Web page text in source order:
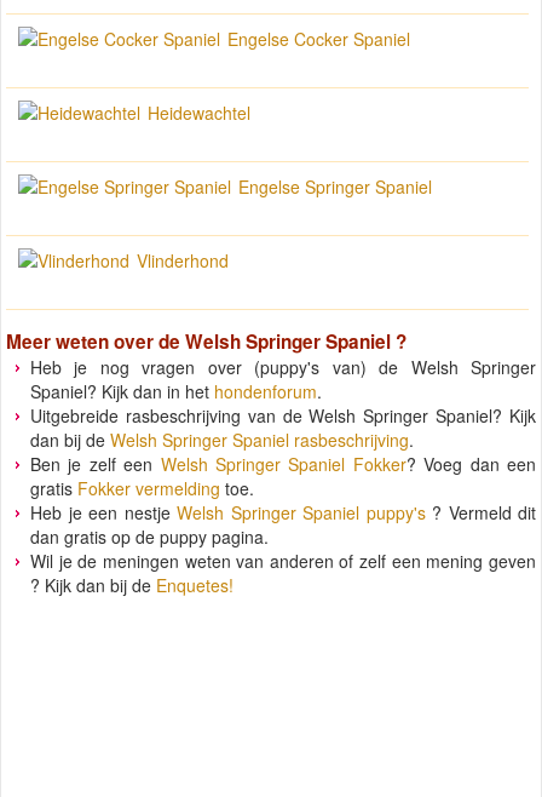
Engelse Cocker Spaniel
Heidewachtel
Engelse Springer Spaniel
Vlinderhond
Meer weten over de Welsh Springer Spaniel ?
Heb je nog vragen over (puppy's van) de Welsh Springer
Spaniel? Kijk dan in het hondenforum.
Uitgebreide rasbeschrijving van de Welsh Springer Spaniel? Kijk
dan bij de Welsh Springer Spaniel rasbeschrijving.
Ben je zelf een Welsh Springer Spaniel Fokker? Voeg dan een
gratis Fokker vermelding toe.
Heb je een nestje Welsh Springer Spaniel puppy's? Vermeld dit
dan gratis op de puppy pagina.
Wil je de meningen weten van anderen of zelf een mening geven
? Kijk dan bij de Enquetes!